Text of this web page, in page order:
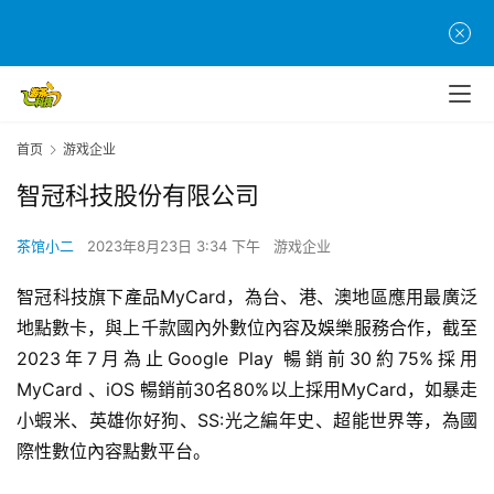
游
原
戏
业
界
手
机
首页 游戏企业
智冠科技股份有限公司
茶馆小二 2023年8月23日 3:34 下午 游戏企业
智冠科技旗下產品MyCard，為台、港、澳地區應用最廣泛
地點數卡，與上千款國內外數位內容及娛樂服務合作，截至
2023年7月為止Google Play 暢銷前30約75%採用
MyCard 、iOS 暢銷前30名80%以上採用MyCard，如暴走
小蝦米、英雄你好狗、SS:光之編年史、超能世界等，為國
際性數位內容點數平台。